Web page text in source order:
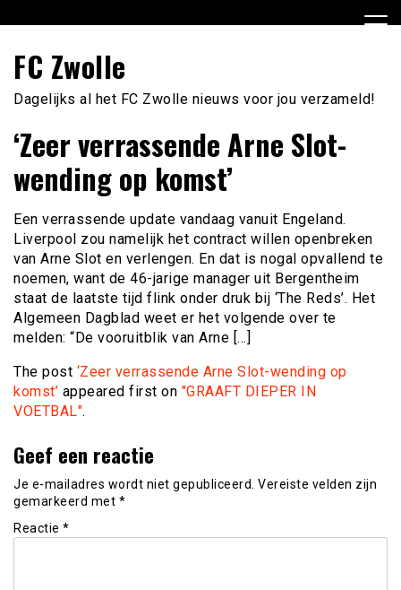
naar
inhoudFC Zwolle
Dagelijks al het FC Zwolle nieuws voor jou verzameld!
‘Zeer verrassende Arne Slot-
wending op komst’
Een verrassende update vandaag vanuit Engeland.
Liverpool zou namelijk het contract willen openbreken
van Arne Slot en verlengen. En dat is nogal opvallend te
noemen, want de 46-jarige manager uit Bergentheim
staat de laatste tijd flink onder druk bij ‘The Reds’. Het
Algemeen Dagblad weet er het volgende over te
melden: “De vooruitblik van Arne […]
The post ‘Zeer verrassende Arne Slot-wending op
komst’ appeared first on "GRAAFT DIEPER IN
VOETBAL".
Geef een reactie
Je e-mailadres wordt niet gepubliceerd. Vereiste velden zijn
gemarkeerd met *
Reactie *